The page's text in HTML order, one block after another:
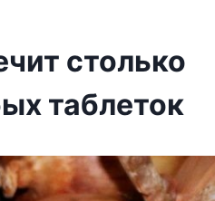
столько
таблеток